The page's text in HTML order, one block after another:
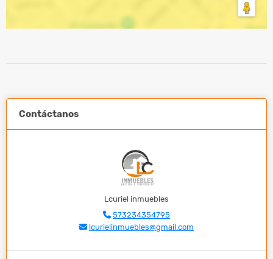
Contáctanos
Lcuriel inmuebles
573234354795
lcurielinmuebles@gmail.com